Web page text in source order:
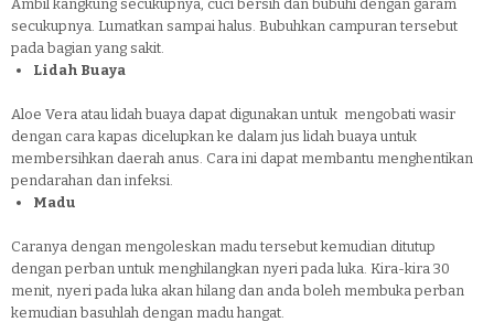
Ambil kangkung secukupnya, cuci bersih dan bubuhi dengan garam
secukupnya. Lumatkan sampai halus. Bubuhkan campuran tersebut
pada bagian yang sakit.
Lidah Buaya
Aloe Vera atau lidah buaya dapat digunakan untuk mengobati wasir
dengan cara kapas dicelupkan ke dalam jus lidah buaya untuk
membersihkan daerah anus. Cara ini dapat membantu menghentikan
pendarahan dan infeksi.
Madu
Caranya dengan mengoleskan madu tersebut kemudian ditutup
dengan perban untuk menghilangkan nyeri pada luka. Kira-kira 30
menit, nyeri pada luka akan hilang dan anda boleh membuka perban
kemudian basuhlah dengan madu hangat.